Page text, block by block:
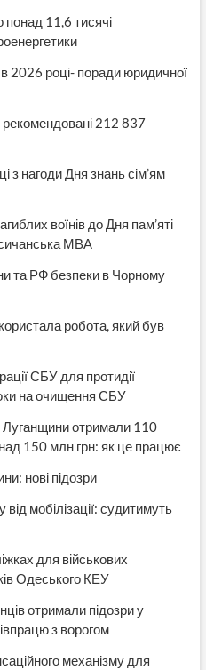
11,6 тисячі
2026 році- поради юридичної
212 837
з нагоди Дня знань сім’ям
воїнів до Дня пам’яті
МВА
та РФ безпеки в Чорному
робота, який був
СБУ для протидії
на очищення СБУ
отримали 110
150 млн грн: як це працює
нові підозри
мобілізації: судитимуть
для військових
Одеського КЕУ
отримали підозри у
з ворогом
механізму для